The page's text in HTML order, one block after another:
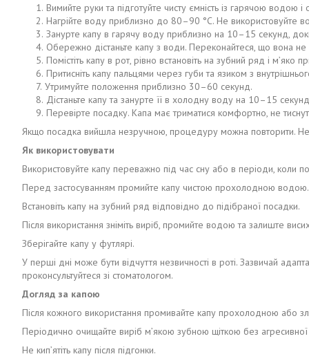
Вимийте руки та підготуйте чисту ємність із гарячою водою
Нагрійте воду приблизно до 80–90 °C. Не
Занурте капу в гарячу воду приблизно на 10–15 секунд,
Обережно дістаньте капу з води. Переконайтеся, що вона не
Помістіть капу в рот, рівно встановіть на зубний ряд і м’яко
Притисніть капу пальцями через губи та язиком з
Утримуйте положення приблизно 30–60 секунд.
Дістаньте капу та занурте її в холодну воду на 10–15
Перевірте посадку. Капа має триматися комфортно, не
Якщо посадка вийшла незручною, процедуру можна повторити. Не
Як використовувати
Використовуйте капу переважно під час сну або в періоди, коли
Перед застосуванням промийте капу чистою прохолодною водою.
Встановіть капу на зубний ряд відповідно до підібраної посадки.
Після використання зніміть виріб, промийте водою та залиште
Зберігайте капу у футлярі.
У перші дні може бути відчуття незвичності в роті. Зазвичай
проконсультуйтеся зі стоматологом.
Догляд за капою
Після кожного використання промивайте капу прохолодною або
Періодично очищайте виріб м’якою зубною щіткою без агресивної
Не кип’ятіть капу після підгонки.